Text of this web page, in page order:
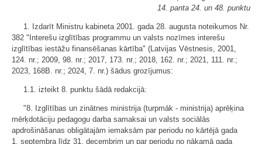
14. panta 24. un 48. punktu
1. Izdarīt Ministru kabineta 2001. gada 28. augusta noteikumos Nr.
382 "Interešu izglītības programmu un valsts nozīmes interešu
izglītības iestāžu finansēšanas kārtība" (Latvijas Vēstnesis, 2001,
124. nr.; 2009, 98. nr.; 2017, 173. nr.; 2018, 162. nr.; 2021, 111. nr.;
2023, 168B. nr.; 2024, 7. nr.) šādus grozījumus:
1.1. izteikt 8. punktu šādā redakcijā:
"8. Izglītības un zinātnes ministrija (turpmāk - ministrija) aprēķina
mērķdotāciju pedagogu darba samaksai un valsts sociālās
apdrošināšanas obligātajām iemaksām par periodu no kārtējā gada
1. septembra līdz 31. decembrim un par periodu no nākamā gada